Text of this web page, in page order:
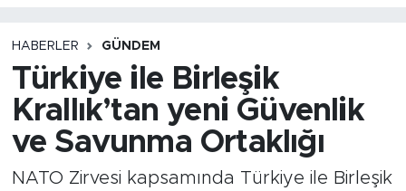
HABERLER GÜNDEM
Türkiye ile Birleşik
Krallık’tan yeni Güvenlik
ve Savunma Ortaklığı
NATO Zirvesi kapsamında Türkiye ile Birleşik
Gündem
İlçeler
Tüm Manşetler
Son Dakika Haberleri